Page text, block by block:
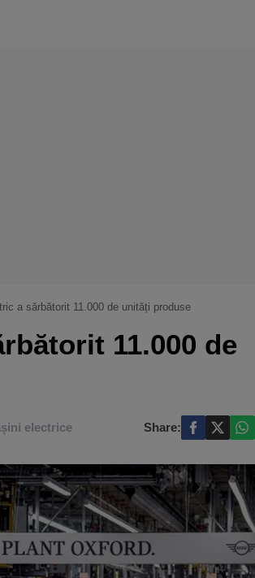
a sărbătorit 11.000 de unități produse
11.000 de
electrice Share: